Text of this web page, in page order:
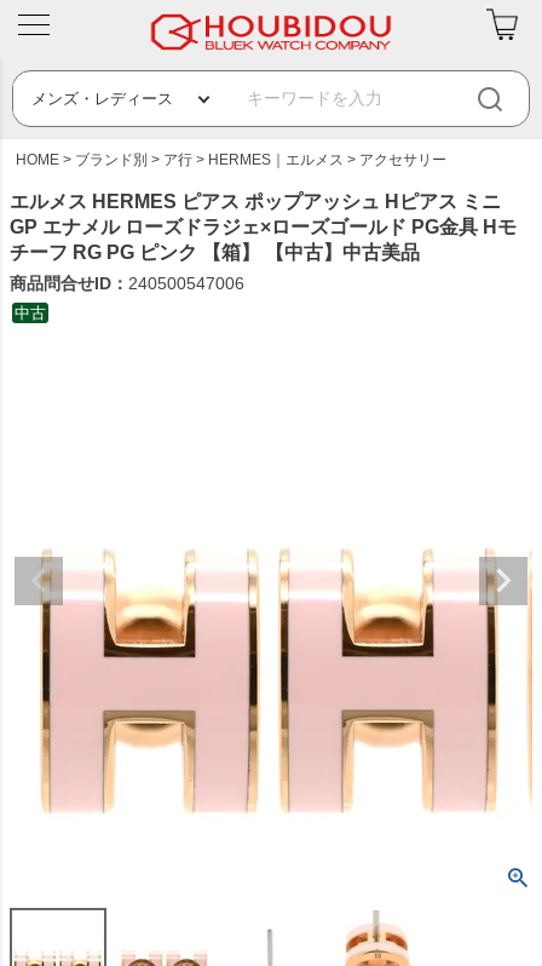
HOME ブランド別 ア行 HERMES｜エルメス アクセサリー
エルメス HERMES ピアス ポップアッシュ Hピアス ミニ
GP エナメル ローズドラジェ×ローズゴールド PG金具 Hモ
チーフ RG PG ピンク 【箱】 【中古】中古美品
商品問合せID： 240500547006
中古